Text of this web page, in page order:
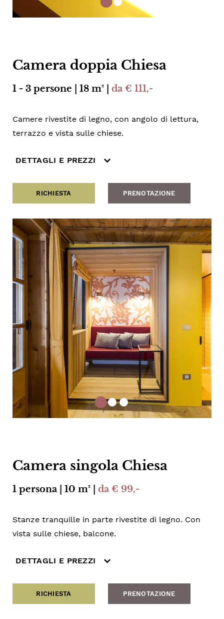
Camera doppia Chiesa
1 - 3 persone | 18 m² | da € 111,-
Camere rivestite di legno, con angolo di lettura,
terrazzo e vista sulle chiese.
DETTAGLI E PREZZI
RICHIESTA PRENOTAZIONE
Camera singola Chiesa
1 persona | 10 m² | da € 99,-
Stanze tranquille in parte rivestite di legno. Con
vista sulle chiese, balcone.
DETTAGLI E PREZZI
RICHIESTA PRENOTAZIONE